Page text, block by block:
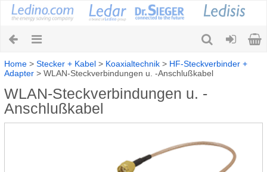
Home > Stecker + Kabel > Koaxialtechnik > HF-Steckverbinder +
Adapter > WLAN-Steckverbindungen u. -Anschlußkabel
WLAN-Steckverbindungen u. -
Anschlußkabel